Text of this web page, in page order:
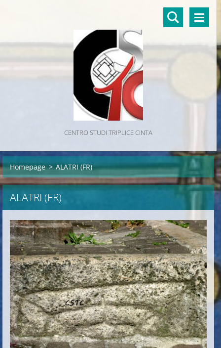
CENTRO STUDI TRIPLICE CINTA
Homepage > ALATRI (FR)
ALATRI (FR)